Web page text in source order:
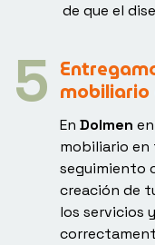
de que el
mobiliario
En Dolmen
mobiliario en
seguimiento
creación de
los servicios